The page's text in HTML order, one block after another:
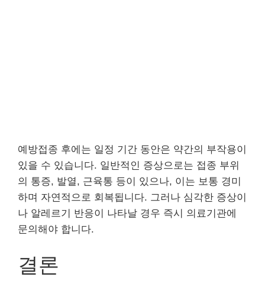
예방접종 후에는 일정 기간 동안은 약간의 부작용이
있을 수 있습니다. 일반적인 증상으로는 접종 부위
의 통증, 발열, 근육통 등이 있으나, 이는 보통 경미
하며 자연적으로 회복됩니다. 그러나 심각한 증상이
나 알레르기 반응이 나타날 경우 즉시 의료기관에
문의해야 합니다.
결론